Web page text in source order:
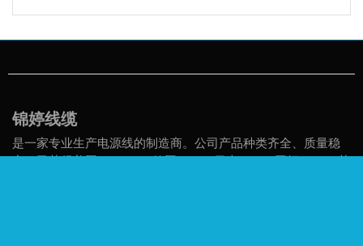
锦婷线缆
是一家专业生产电源线的制造商。公司产品种类齐全、质量稳
定，已获得美国UL/CUL，德国VDE，日本PSE，国标CCC，英